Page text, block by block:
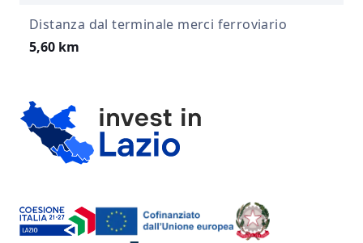
Distanza dal terminale merci ferroviario
5,60 km